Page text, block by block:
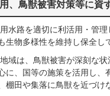
、鳥獣被害対策等に資
水路を適切に利活用・管
生物多様性を維持し保全し
域は、鳥獣被害が深刻な
に、国等の施策を活用し
棚田や集落に鳥獣を近づ